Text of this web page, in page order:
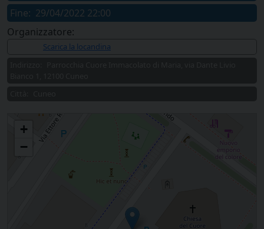
Fine: 29/04/2022 22:00
Organizzatore:
Scarica la locandina
Veglia di preghiera in occasione dell'Incontro Mondiale delle Famiglie
+
−